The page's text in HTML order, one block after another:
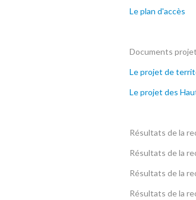
Le plan d'accès
Documents
Le projet de
Le projet des
Résultats de la
Résultats de la
Résultats de la
Résultats de la